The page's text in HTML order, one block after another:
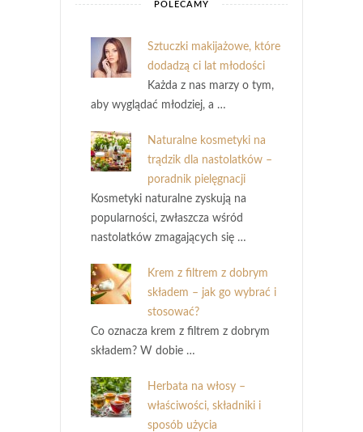
POLECAMY
Sztuczki makijażowe, które
dodadzą ci lat młodości
Każda z nas marzy o tym,
aby wyglądać młodziej, a …
Naturalne kosmetyki na
trądzik dla nastolatków –
poradnik pielęgnacji
Kosmetyki naturalne zyskują na
popularności, zwłaszcza wśród
nastolatków zmagających się …
Krem z filtrem z dobrym
składem – jak go wybrać i
stosować?
Co oznacza krem z filtrem z dobrym
składem? W dobie …
Herbata na włosy –
właściwości, składniki i
sposób użycia